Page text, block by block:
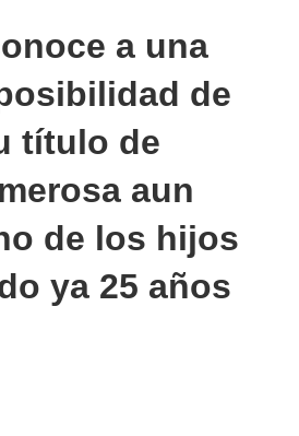
a una
de
título de
aun
de los hijos
ya 25 años